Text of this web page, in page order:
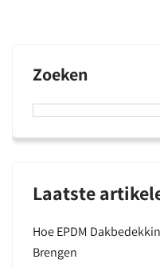
Zoeken
Laatste
Hoe EPDM
Brengen